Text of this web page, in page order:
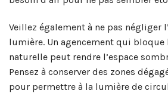
Veillez également à ne pas négliger
lumière. Un agencement qui bloque
naturelle peut rendre l’espace
Pensez à conserver des zones
pour permettre à la lumière de